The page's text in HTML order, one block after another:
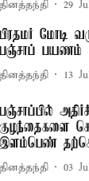
தினத்தந்தி 29
பிரதமர் மோடி
பஞ்சாப் பயணம்
தினத்தந்தி 13
பஞ்சாப்பில்
குழந்தைகளை
இளம்பெண்
தினத்தந்தி 03